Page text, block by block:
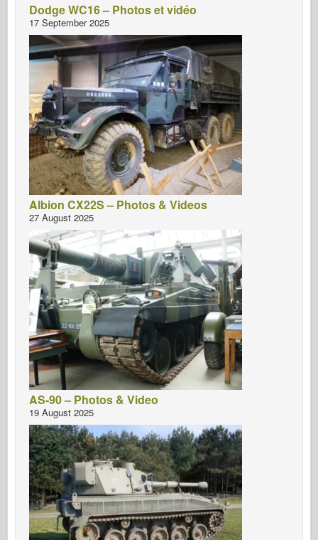
Dodge WC16 – Photos et vidéo
17 September 2025
Albion CX22S – Photos & Videos
27 August 2025
AS-90 – Photos & Video
19 August 2025